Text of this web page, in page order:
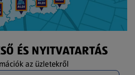
ÉS NYITVATARTÁS
az üzletekről